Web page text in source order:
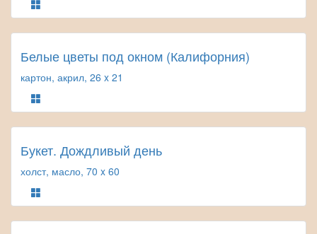
Белые цветы под окном (Калифорния)
картон, акрил, 26 x 21
Букет. Дождливый день
холст, масло, 70 x 60